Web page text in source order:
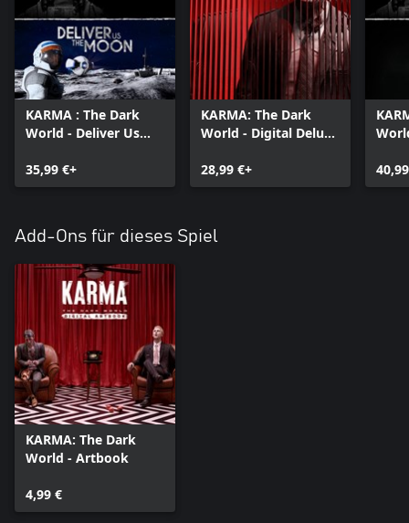
KARMA : The Dark
World - Deliver Us
35,99 €+
KARMA: The Dark
World - Digital Deluxe
28,99 €+
Add-Ons für dieses Spiel
KARMA: The Dark
World - Artbook
4,99 €